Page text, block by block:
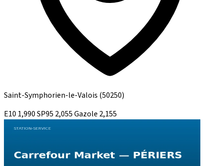
Saint-Symphorien-le-Valois (50250)
E10 1,990SP95 2,055Gazole 2,155